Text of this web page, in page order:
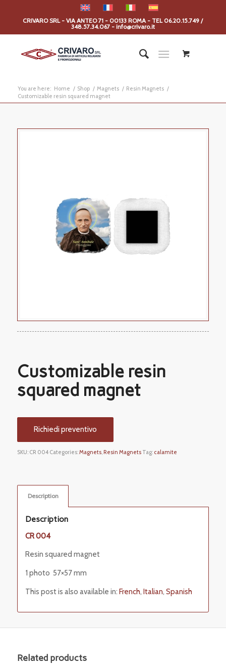
CRIVARO SRL - VIA ANTEO 71 - 00133 ROMA - TEL 06.20.15.749 /
348.57.34.067 - info@crivaro.it
You are here: Home / Shop / Magnets / Resin Magnets /
Customizable resin squared magnet
Customizable resin
squared magnet
Richiedi preventivo
SKU: CR 004 Categories:Magnets, Resin Magnets Tag: calamite
Description
Description
CR 004
Resin squared magnet
1 photo 57×57 mm
This post is also available in: French Italian Spanish
Related products